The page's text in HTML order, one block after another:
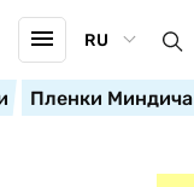
RU
Пленки Миндича